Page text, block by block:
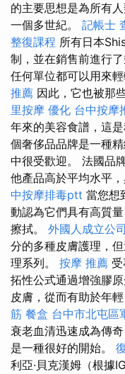
的主要思想是為所有
一個多世紀。 記帳士
整復課程 所有日本
制，並在銷售前進行了
任何單位都可以用來
推薦 因此，它也被那
里按摩 優化 台中按摩
年來的美容食譜，這
個奢侈品品牌是一種
中很受歡迎。 法國品
他產品高於平均水平
中按摩排毒ptt 當您想
動認為它們具有高質
擦拭。 外國人成立公司
分的多種皮膚護理，
理系列。 按摩 推薦
拓性公式通過增強膠
皮膚，從而有助於年
筋 餐盒 台中市北屯區
衰老血清迅速成為傳
是一種很好的開始。
利亞·貝克漢姆（根據